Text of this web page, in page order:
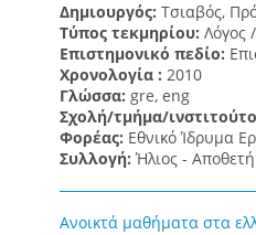
Δημιουργός: Τσιαβός,
Τύπος τεκμηρίου: Λόγος
Επιστημονικό πεδίο:
Χρονολογία : 2010
Γλώσσα: gre, eng
Σχολή/τμήμα/
Φορέας: Εθνικό Ίδρυμα
Συλλογή:Ήλιος -
Ανοικτά μαθήματα στα